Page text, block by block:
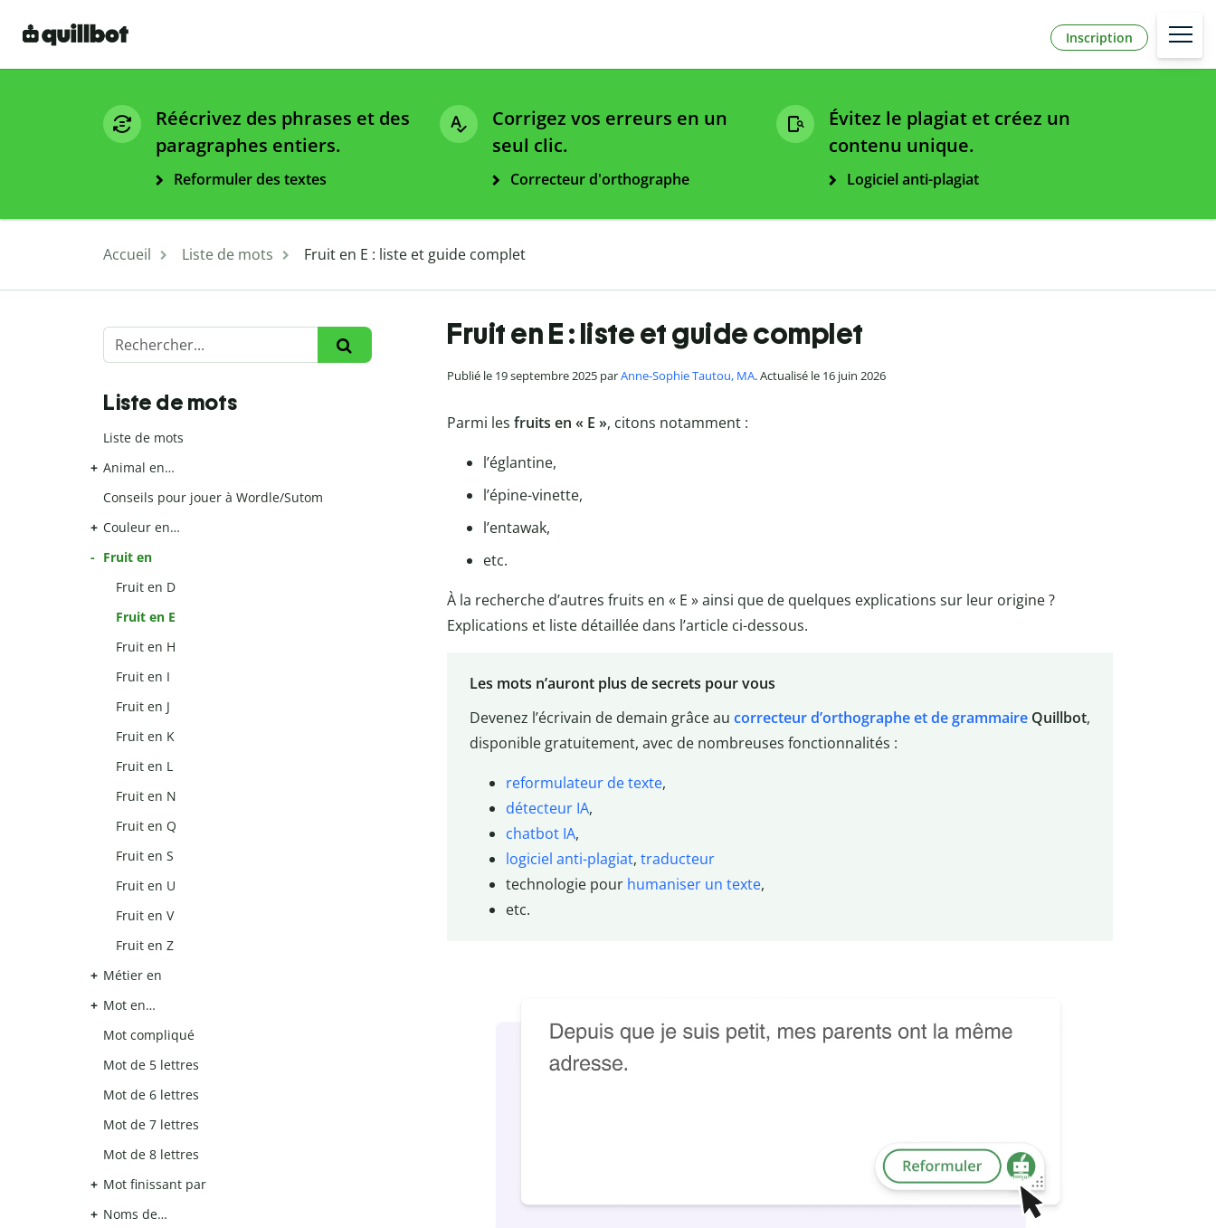
Inscription
Réécrivez des phrases et des
paragraphes entiers.
Reformuler des textes
Corrigez vos erreurs en un
seul clic.
Correcteur d'orthographe
Évitez le plagiat et créez un
contenu unique.
Logiciel anti-plagiat
Accueil Liste de mots Fruit en E : liste et guide complet
Fruit en E : liste et guide complet
Publié le 19 septembre 2025 parAnne-Sophie Tautou, MA. Actualisé le 16 juin 2026
Parmi les fruits en « E », citons notamment :
l’églantine,
l’épine-vinette,
l’entawak,
etc.
À la recherche d’autres fruits en « E » ainsi que de quelques explications sur leur origine ?
Explications et liste détaillée dans l’article ci-dessous.
Les mots n’auront plus de secrets pour vous
Devenez l’écrivain de demain grâce au correcteur d’orthographe et de grammaire Quillbot,
disponible gratuitement, avec de nombreuses fonctionnalités :
reformulateur de texte,
détecteur IA,
chatbot IA,
logiciel anti-plagiat, traducteur
technologie pour humaniser un texte,
etc.
Liste de mots
Liste de mots
Animal en…
Conseils pour jouer à Wordle/Sutom
Couleur en…
Fruit en
Fruit en D
Fruit en E
Fruit en H
Fruit en I
Fruit en J
Fruit en K
Fruit en L
Fruit en N
Fruit en Q
Fruit en S
Fruit en U
Fruit en V
Fruit en Z
Métier en
Mot en…
Mot compliqué
Mot de 5 lettres
Mot de 6 lettres
Mot de 7 lettres
Mot de 8 lettres
Mot finissant par
Noms de…